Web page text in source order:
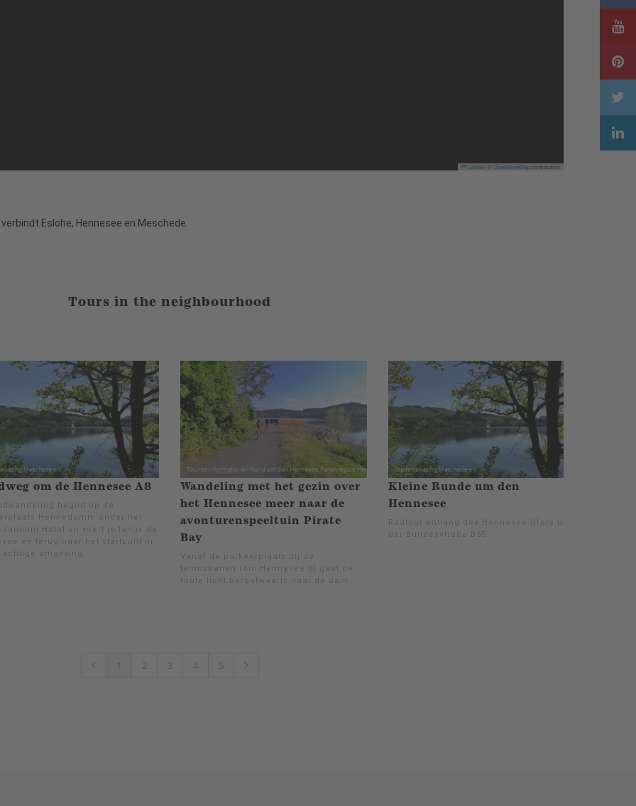
Leaflet OpenStreetMapcontributors
Eslohe, Hennesee en Meschede.
Tours in the neighbourhood
om de Hennesee A8
begint op de
Hennedamm onder het
Hotel en voert je langs de
en terug naar het startpunt in
omgeving.
Wandeling met het gezin over
het Hennesee meer naar de
avonturenspeeltuin Pirate
Bay
Vanaf de parkeerplaats bij de
tennisbanen (Am Hennesee 6) gaat de
route licht bergafwaarts naar de dam.
Kleine Runde um den
Hennesee
Radtour entlang des Hennesee-Ufers und
der Bundesstraße B55.
1 2 3 4 5